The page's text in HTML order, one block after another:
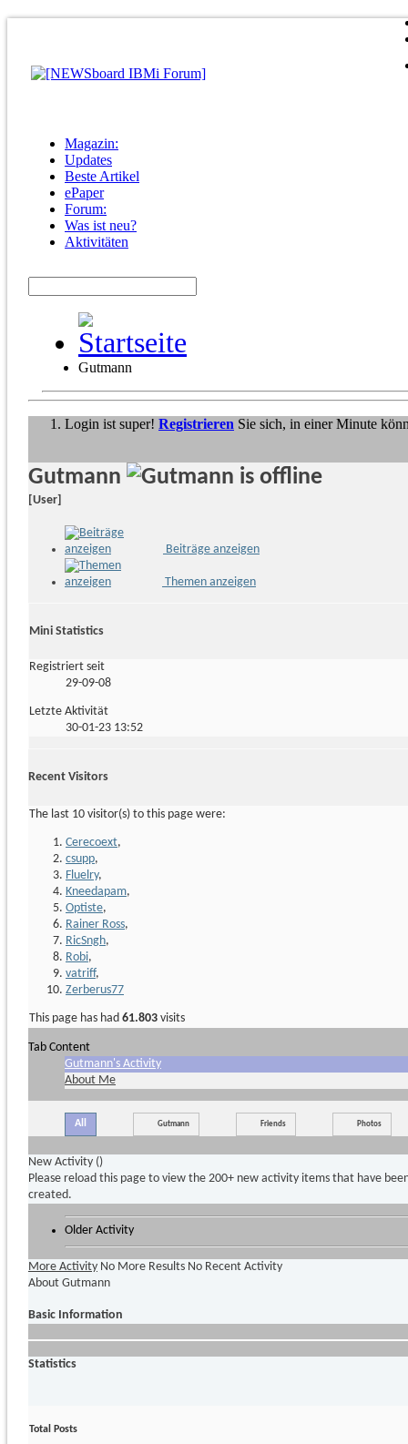
Magazin:
Updates
Beste Artikel
ePaper
Forum:
Was ist neu?
Aktivitäten
Gutmann
Login ist super! Registrieren Sie sich, in einer Minute
Gutmann
[User]
Beiträge anzeigen
Themen anzeigen
Mini Statistics
Registriert seit
29-09-08
Letzte Aktivität
30-01-23 13:52
Recent Visitors
The last 10 visitor(s) to this page were:
Cerecoext,
csupp,
Fluelry,
Kneedapam,
Optiste,
Rainer Ross,
RicSngh,
Robi,
vatriff,
Zerberus77
This page has had 61.803 visits
Tab Content
Gutmann's Activity
About Me
All Gutmann Friends Photos
New Activity ()
Please reload this page to view the 200+ new activity items that have
created.
Older Activity
More Activity No More Results No Recent Activity
About Gutmann
Basic Information
Statistics
Total Posts